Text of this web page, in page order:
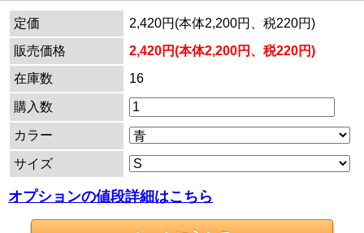
定価
2,420円(本体2,200円、税220円)
販売価格
2,420円(本体2,200円、税220円)
在庫数
16
購入数
カラー
サイズ
オプションの値段詳細はこちら